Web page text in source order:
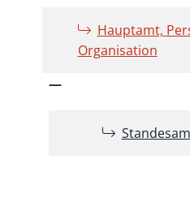
Hauptamt,
Organisation